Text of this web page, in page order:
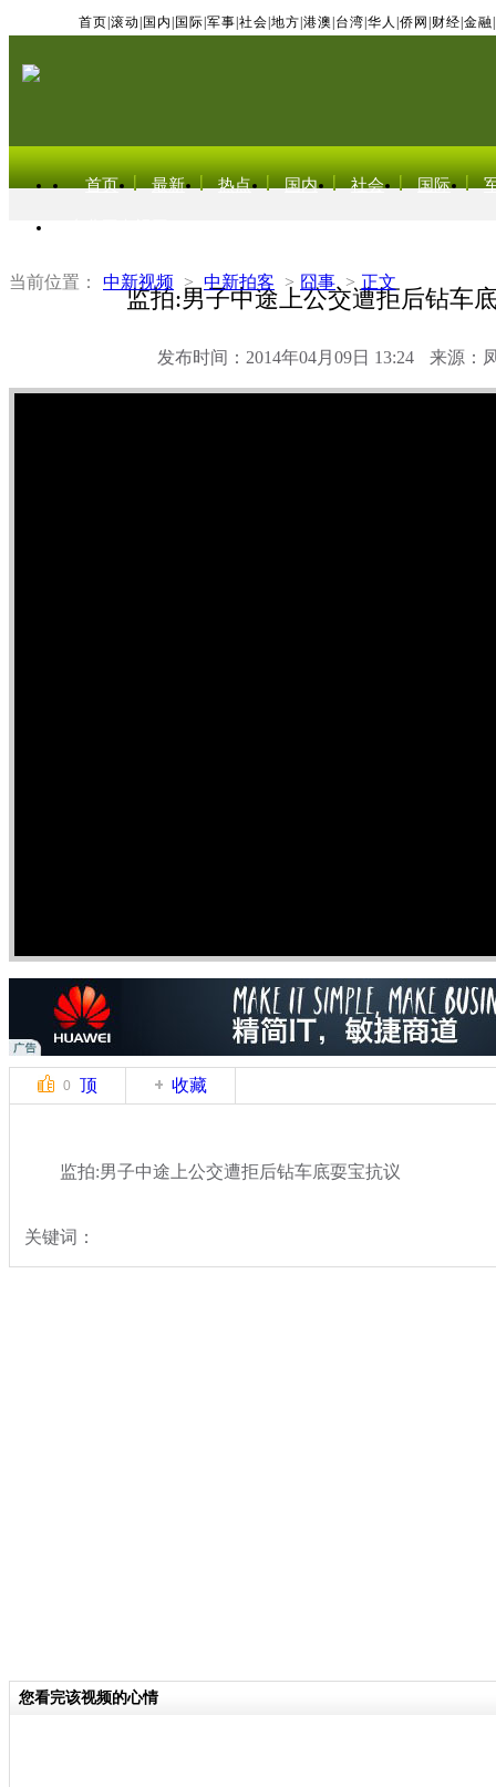
首页 滚动 国内 国际 军事 社会 地方 港澳 台湾 华人 侨网 财经 金融
首页 最新 热点 国内 社会 国际
当前位置： 中新视频 > 中新拍客 > 囧事 > 正文
监拍:男子中途上公交遭拒后钻车
发布时间：2014年04月09日 13:24 来源：
0 顶 收藏
监拍:男子中途上公交遭拒后钻车底耍宝抗议
关键词：
您看完该视频的心情